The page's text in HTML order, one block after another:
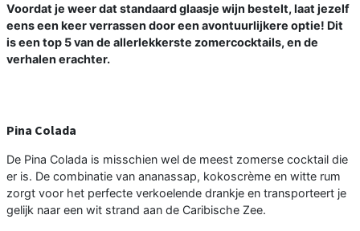
Voordat je weer dat standaard glaasje wijn bestelt, laat jezelf
eens een keer verrassen door een avontuurlijkere optie! Dit
is een top 5 van de allerlekkerste zomercocktails, en de
verhalen erachter.
Pina Colada
De Pina Colada is misschien wel de meest zomerse cocktail die
er is. De combinatie van ananassap, kokoscrème en witte rum
zorgt voor het perfecte verkoelende drankje en transporteert je
gelijk naar een wit strand aan de Caribische Zee.